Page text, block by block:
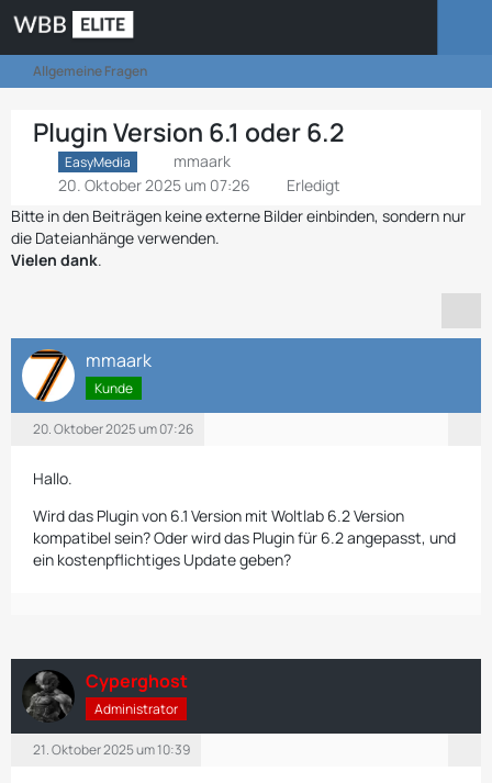
Allgemeine Fragen
Plugin Version 6.1 oder 6.2
EasyMedia
mmaark
20. Oktober 2025 um 07:26
Erledigt
Bitte in den Beiträgen keine externe Bilder einbinden, sondern nur
die Dateianhänge verwenden.
Vielen dank.
mmaark
Kunde
20. Oktober 2025 um 07:26
Hallo.
Wird das Plugin von 6.1 Version mit Woltlab 6.2 Version
kompatibel sein? Oder wird das Plugin für 6.2 angepasst, und
ein kostenpflichtiges Update geben?
Cyperghost
Administrator
21. Oktober 2025 um 10:39